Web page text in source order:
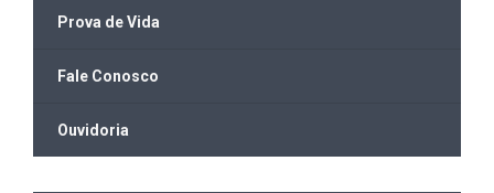
Prova de Vida
Fale Conosco
Ouvidoria